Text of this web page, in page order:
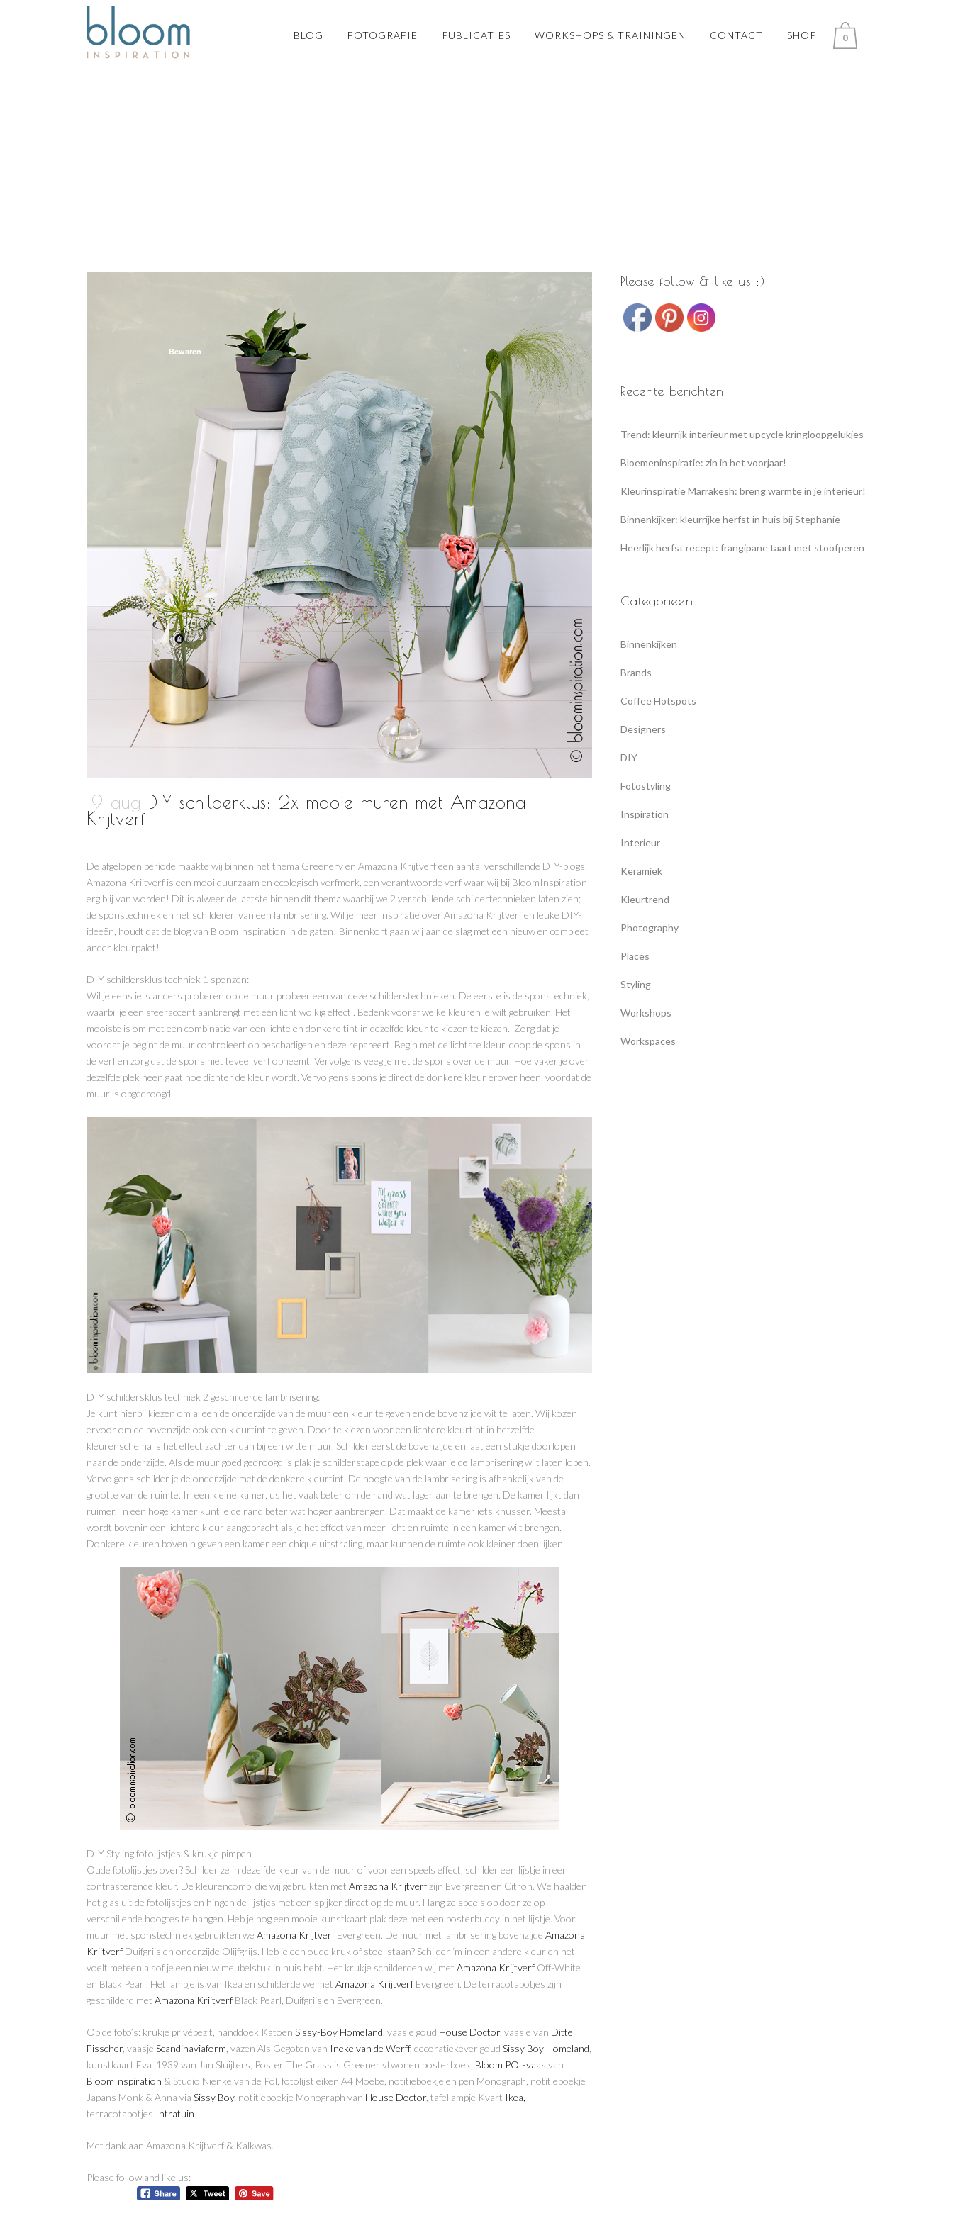
0
BLOG FOTOGRAFIE PUBLICATIES WORKSHOPS & TRAININGEN CONTACT SHOP
19 aug DIY schilderklus: 2x mooie muren met Amazona
Krijtverf
De afgelopen periode maakte wij binnen het thema Greenery en Amazona Krijtverf een aantal verschillende DIY-blogs.
Amazona Krijtverf is een mooi duurzaam en ecologisch verfmerk, een verantwoorde verf waar wij bij BloomInspiration
erg blij van worden! Dit is alweer de laatste binnen dit thema waarbij we 2 verschillende schildertechnieken laten zien;
de sponstechniek en het schilderen van een lambrisering. Wil je meer inspiratie over Amazona Krijtverf en leuke DIY-
ideeën, houdt dat de blog van BloomInspiration in de gaten! Binnenkort gaan wij aan de slag met een nieuw en compleet
ander kleurpalet!
DIY schildersklus techniek 1 sponzen:
Wil je eens iets anders proberen op de muur probeer een van deze schilderstechnieken. De eerste is de sponstechniek,
waarbij je een sfeeraccent aanbrengt met een licht wolkig effect . Bedenk vooraf welke kleuren je wilt gebruiken. Het
mooiste is om met een combinatie van een lichte en donkere tint in dezelfde kleur te kiezen te kiezen. Zorg dat je
voordat je begint de muur controleert op beschadigen en deze repareert. Begin met de lichtste kleur, doop de spons in
de verf en zorg dat de spons niet teveel verf opneemt. Vervolgens veeg je met de spons over de muur. Hoe vaker je over
dezelfde plek heen gaat hoe dichter de kleur wordt. Vervolgens spons je direct de donkere kleur erover heen, voordat de
muur is opgedroogd.
DIY schildersklus techniek 2 geschilderde lambrisering:
Je kunt hierbij kiezen om alleen de onderzijde van de muur een kleur te geven en de bovenzijde wit te laten. Wij kozen
ervoor om de bovenzijde ook een kleurtint te geven. Door te kiezen voor een lichtere kleurtint in hetzelfde
kleurenschema is het effect zachter dan bij een witte muur. Schilder eerst de bovenzijde en laat een stukje doorlopen
naar de onderzijde. Als de muur goed gedroogd is plak je schilderstape op de plek waar je de lambrisering wilt laten lopen.
Vervolgens schilder je de onderzijde met de donkere kleurtint. De hoogte van de lambrisering is afhankelijk van de
grootte van de ruimte. In een kleine kamer, us het vaak beter om de rand wat lager aan te brengen. De kamer lijkt dan
ruimer. In een hoge kamer kunt je de rand beter wat hoger aanbrengen. Dat maakt de kamer iets knusser. Meestal
wordt bovenin een lichtere kleur aangebracht als je het effect van meer licht en ruimte in een kamer wilt brengen.
Donkere kleuren bovenin geven een kamer een chique uitstraling, maar kunnen de ruimte ook kleiner doen lijken.
DIY Styling fotolijstjes & krukje pimpen
Oude fotolijstjes over? Schilder ze in dezelfde kleur van de muur of voor een speels effect, schilder een lijstje in een
contrasterende kleur. De kleurencombi die wij gebruikten met Amazona Krijtverf zijn Evergreen en Citron. We haalden
het glas uit de fotolijstjes en hingen de lijstjes met een spijker direct op de muur. Hang ze speels op door ze op
verschillende hoogtes te hangen. Heb je nog een mooie kunstkaart plak deze met een posterbuddy in het lijstje. Voor
muur met sponstechniek gebruikten we Amazona Krijtverf Evergreen. De muur met lambrisering bovenzijde Amazona
Krijtverf Duifgrijs en onderzijde Olijfgrijs. Heb je een oude kruk of stoel staan? Schilder ‘m in een andere kleur en het
voelt meteen alsof je een nieuw meubelstuk in huis hebt. Het krukje schilderden wij met Amazona Krijtverf Off-White
en Black Pearl. Het lampje is van Ikea en schilderde we met Amazona Krijtverf Evergreen. De terracotapotjes zijn
geschilderd met Amazona Krijtverf Black Pearl, Duifgrijs en Evergreen.
Op de foto’s: krukje privébezit, handdoek Katoen Sissy-Boy Homeland , vaasje goud House Doctor, vaasje van Ditte
Fisscher, vaasje Scandinaviaform , vazen Als Gegoten van Ineke van de Werff, decoratiekever goud Sissy Boy Homeland
kunstkaart Eva ,1939 van Jan Sluijters, Poster The Grass is Greener vtwonen posterboek, Bloom POL-vaas van
BloomInspiration & Studio Nienke van de Pol, fotolijst eiken A4 Moebe, notitieboekje en pen Monograph, notitieboekje
Japans Monk & Anna via Sissy Boy, notitieboekje Monograph van House Doctor, tafellampje Kvart Ikea,
terracotapotjes Intratuin
Met dank aan Amazona Krijtverf & Kalkwas.
Bewaren
Please follow and like us:
Please follow & like us :)
Recente berichten
Trend: kleurrijk interieur met upcycle kringloopgelukjes
Bloemeninspiratie: zin in het voorjaar!
Kleurinspiratie Marrakesh: breng warmte in je interieur!
Binnenkijker: kleurrijke herfst in huis bij Stephanie
Heerlijk herfst recept: frangipane taart met stoofperen
Categorieën
Binnenkijken
Brands
Coffee Hotspots
Designers
DIY
Fotostyling
Inspiration
Interieur
Keramiek
Kleurtrend
Photography
Places
Styling
Workshops
Workspaces